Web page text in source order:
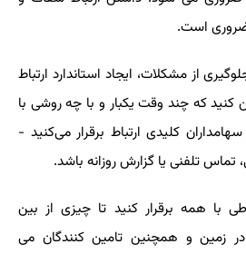
ضروری است.
از مشکلات، ایجاد استاندارد ارتباط
که چند وقت یکبار و با چه روشی با
کلیدی ارتباط برقرار می‌کنید -
تلفنی یا گزارش روزانه باشد.
با همه برقرار کنید تا چیزی از بین
در زمین و همچنین تامین کنندگان می